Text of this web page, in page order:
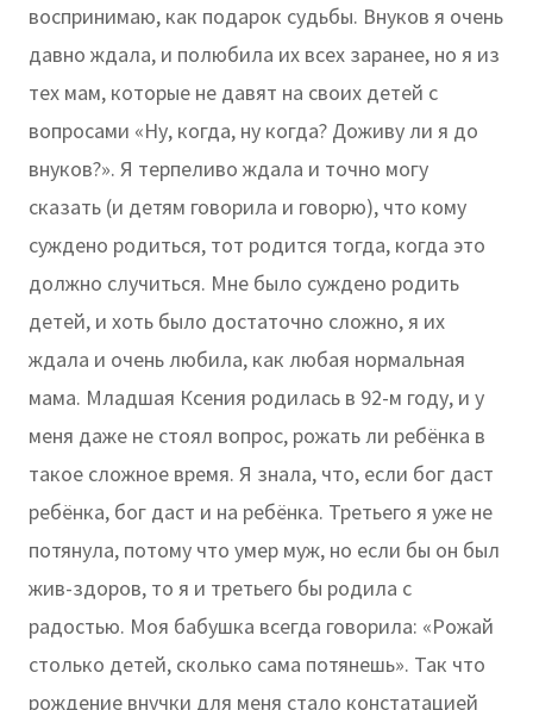
воспринимаю, как подарок судьбы. Внуков я очень
давно ждала, и полюбила их всех заранее, но я из
тех мам, которые не давят на своих детей с
вопросами «Ну, когда, ну когда? Доживу ли я до
внуков?». Я терпеливо ждала и точно могу
сказать (и детям говорила и говорю), что кому
суждено родиться, тот родится тогда, когда это
должно случиться. Мне было суждено родить
детей, и хоть было достаточно сложно, я их
ждала и очень любила, как любая нормальная
мама. Младшая Ксения родилась в 92-м году, и у
меня даже не стоял вопрос, рожать ли ребёнка в
такое сложное время. Я знала, что, если бог даст
ребёнка, бог даст и на ребёнка. Третьего я уже не
потянула, потому что умер муж, но если бы он был
жив-здоров, то я и третьего бы родила с
радостью. Моя бабушка всегда говорила: «Рожай
столько детей, сколько сама потянешь». Так что
рождение внучки для меня стало констатацией